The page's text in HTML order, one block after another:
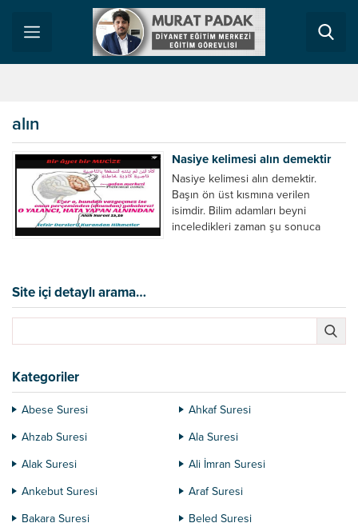
alın
Nasiye kelimesi alın demektir
Nasiye kelimesi alın demektir.
Başın ön üst kısmına verilen
isimdir. Bilim adamları beyni
inceledikleri zaman şu sonuca
alın üzerinden hissettirir. Mesela
bir insanın alnına bakarak bazı
Site içi detaylı arama…
Kategoriler
Abese Suresi
Ahkaf Suresi
Ahzab Suresi
Ala Suresi
Alak Suresi
Ali İmran Suresi
Ankebut Suresi
Araf Suresi
Bakara Suresi
Beled Suresi